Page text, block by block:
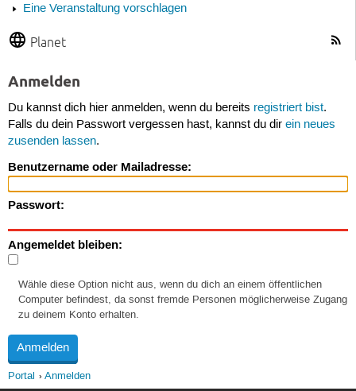
Eine Veranstaltung vorschlagen
Planet
Anmelden
Du kannst dich hier anmelden, wenn du bereits registriert bist.
Falls du dein Passwort vergessen hast, kannst du dir ein neues
zusenden lassen.
Benutzername oder Mailadresse:
Passwort:
Angemeldet bleiben:
Wähle diese Option nicht aus, wenn du dich an einem öffentlichen
Computer befindest, da sonst fremde Personen möglicherweise Zugang
zu deinem Konto erhalten.
Portal Anmelden